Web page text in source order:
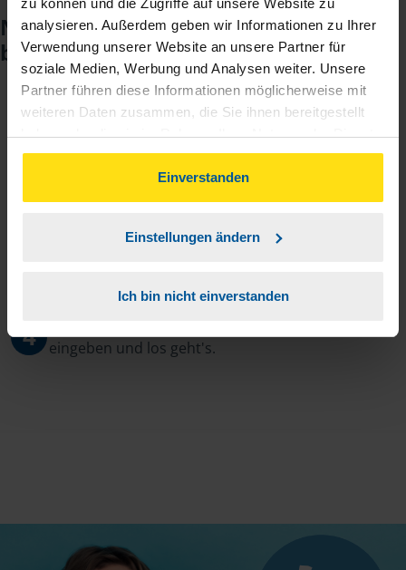
analysieren. Außerdem geben wir Informationen zu Ihrer
Verwendung unserer Website an unsere Partner für
soziale Medien, Werbung und Analysen weiter. Unsere
Partner führen diese Informationen möglicherweise mit
weiteren Daten zusammen, die Sie ihnen bereitgestellt
haben oder die sie im Rahmen Ihrer Nutzung der Dienste
gesammelt haben. Indem Sie auf Einverstanden klicken,
können Sie der Verwendung von Cookies, gemäß
unserer➔ Datenschutzrichtliniezustimmen.
Einverstanden
Einstellungen ändern
Ich bin nicht einverstanden
Noch keinen Zugang? So einfach
beantragen Sie ihn.
1
Sie teilen mir mit, dass Sie MeineVLH nutzen
wollen.
2
4
eingeben und los geht's.